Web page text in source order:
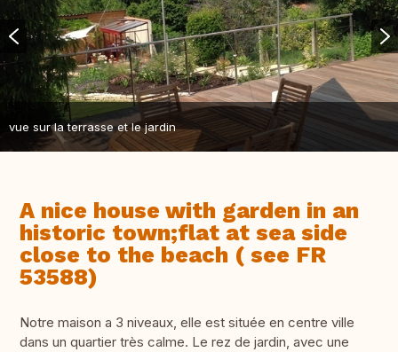
vue sur la terrasse et le jardin
A nice house with garden in an
historic town;flat at sea side
close to the beach ( see FR
53588)
Notre maison a 3 niveaux, elle est située en centre ville
dans un quartier très calme. Le rez de jardin, avec une